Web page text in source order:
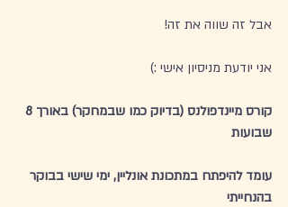
אבל זה שווה את זה!
אני יודעת מניסיון אישי :)
שבועות
עומד להיפתח במתכונת אונליין, ימי שישי בבוקר
בהנחייתי